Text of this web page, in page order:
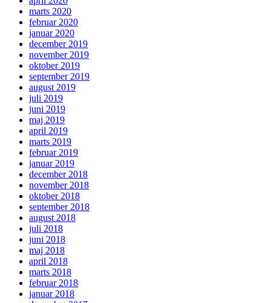
marts 2020
februar 2020
januar 2020
december 2019
november 2019
oktober 2019
september 2019
august 2019
juli 2019
juni 2019
maj 2019
april 2019
marts 2019
februar 2019
januar 2019
december 2018
november 2018
oktober 2018
september 2018
august 2018
juli 2018
juni 2018
maj 2018
april 2018
marts 2018
februar 2018
januar 2018